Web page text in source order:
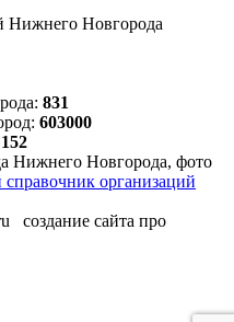
Нижнего Новгорода
831
603000
организаций
создание сайта про